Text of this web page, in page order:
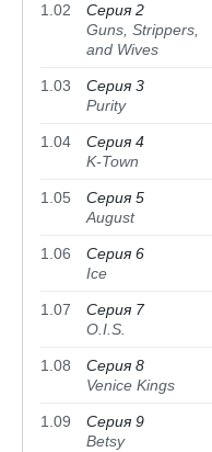
1.02
Серия 2
Guns, Strippers,
and Wives
1.03
Серия 3
Purity
1.04
Серия 4
K-Town
1.05
Серия 5
August
1.06
Серия 6
Ice
1.07
Серия 7
O.I.S.
1.08
Серия 8
Venice Kings
1.09
Серия 9
Betsy